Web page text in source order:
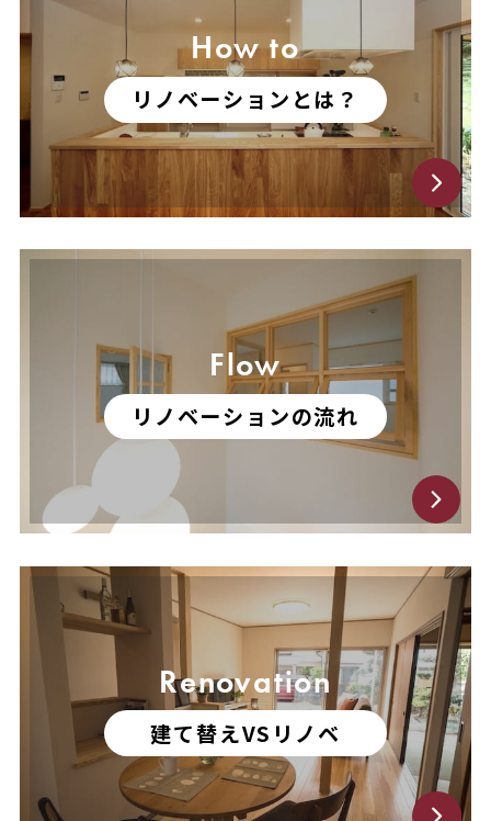
How to
リノベーションとは？
Flow
リノベーションの流れ
Renovation
建て替えVSリノベ